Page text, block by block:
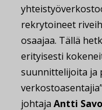
rekrytoineet
osaajaa. Tällä
erityisesti
suunnittelijoita ja
johtaja Antti